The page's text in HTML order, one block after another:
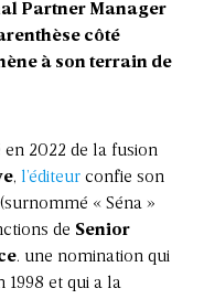
Partner Manager
côté
à son terrain de
2022 de la fusion
, l’éditeur confie son
(surnommé « Séna »
de Senior
. une nomination qui
1998 et qui a la